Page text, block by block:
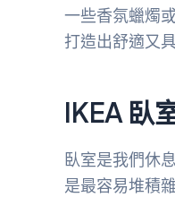
一些香氛蠟燭
打造出舒適又
IKEA 臥
臥室是我們休
是最容易堆積